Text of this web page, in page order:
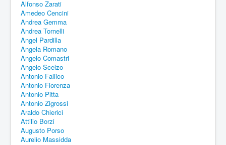
Alfonso Zarati
Amedeo Cencini
Andrea Gemma
Andrea Tornelli
Angel Pardilla
Angela Romano
Angelo Comastri
Angelo Scelzo
Antonio Fallico
Antonio Fiorenza
Antonio Pitta
Antonio Zigrossi
Araldo Chierici
Attilio Borzi
Augusto Porso
Aurelio Massidda